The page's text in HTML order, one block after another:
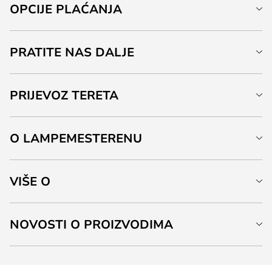
OPCIJE PLAĆANJA
PRATITE NAS DALJE
PRIJEVOZ TERETA
O LAMPEMESTERENU
VIŠE O
NOVOSTI O PROIZVODIMA